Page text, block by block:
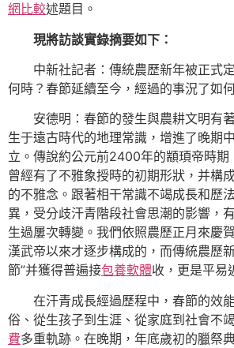
網比較述題目。
現將訪談實錄摘要如下：
中新社記者：傳統農歷新年被正式
何時？春節延續至今，經過的事況了如
安德明：春節的發生與農耕文明有
生于遠古時代的地理常識，增進了晚期
立。傳說約公元前2400年的顓頊帝時期
曾經有了不雅象授時的初期形狀，并構
的不雅念。跟著相干常識不竭成長和歷
異，受分歧汗青階段社會思潮的影響，
生過屢次轉變。我們依照農歷正月來慶
漢武帝以來才逐步構成的，而傳統農歷
節”并獲得普遍接包養軟體收，更是平易
在汗青成長經過歷程中，春節的效
俗、從生孩子到生涯、從家庭到社會不
費多重軌跡。在晚期，年底歲初的臘祭